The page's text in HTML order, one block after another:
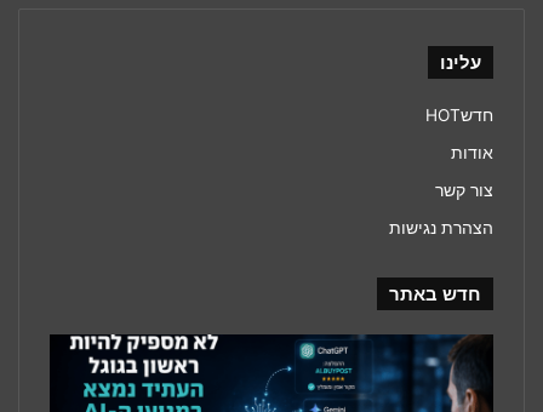
עלינו
חדשHOT
אודות
צור קשר
הצהרת נגישות
חדש באתר
עידן
מנועי
ה־AI